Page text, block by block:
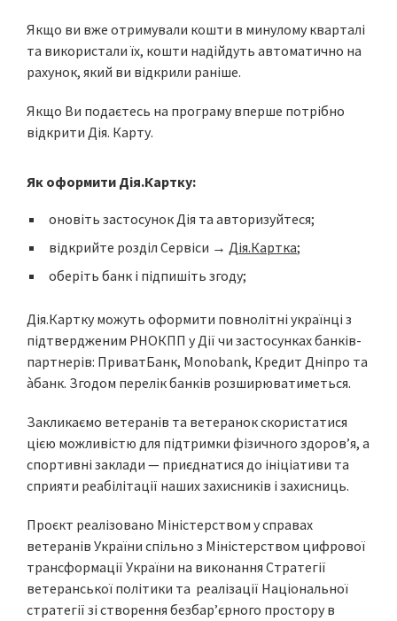
Якщо ви вже отримували кошти в минулому кварталі
та використали їх, кошти надійдуть автоматично на
рахунок, який ви відкрили раніше.
Якщо Ви подаєтесь на програму вперше потрібно
відкрити Дія. Карту.
Як оформити Дія.Картку:
оновіть застосунок Дія та авторизуйтеся;
відкрийте розділ Сервіси → Дія.Картка;
оберіть банк і підпишіть згоду;
Дія.Картку можуть оформити повнолітні українці з
підтвердженим РНОКПП у Дії чи застосунках банків-
партнерів: ПриватБанк, Monobank, Кредит Дніпро та
àбанк. Згодом перелік банків розширюватиметься.
Закликаємо ветеранів та ветеранок скористатися
цією можливістю для підтримки фізичного здоров’я, а
спортивні заклади — приєднатися до ініціативи та
сприяти реабілітації наших захисників і захисниць.
Проєкт реалізовано Міністерством у справах
ветеранів України спільно з Міністерством цифрової
трансформації України на виконання Стратегії
ветеранської політики та реалізації Національної
стратегії зі створення безбарʼєрного простору в